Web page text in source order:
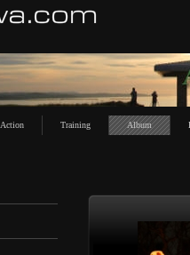
Action Training Album